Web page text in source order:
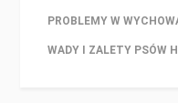
PROBLEMY W
WADY I ZALETY PSÓW